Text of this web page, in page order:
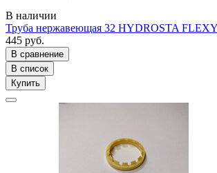
В наличии
Труба нержавеющая 32 HYDROSTA
445 руб.
В сравнение
В список
Купить